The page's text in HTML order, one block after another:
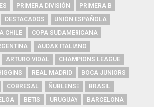
PRIMERA DIVISIÓN
PRIMERA B
DESTACADOS
UNIÓN ESPAÑOLA
CHILE
COPA SUDAMERICANA
AUDAX ITALIANO
ARTURO VIDAL
CHAMPIONS LEAGUE
REAL MADRID
BOCA JUNIORS
COBRESAL ÑUBLENSE
BRASIL
BETIS URUGUAY
BARCELONA